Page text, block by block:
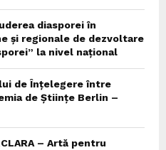
diasporei în
și regionale de dezvoltare
la nivel național
de Înțelegere între
de Științe Berlin –
– Artă pentru